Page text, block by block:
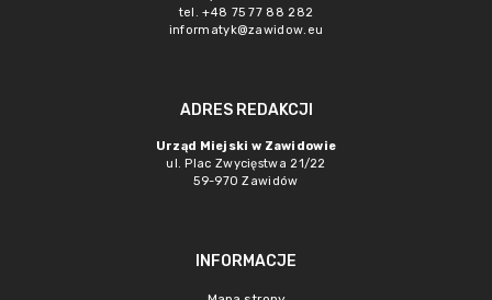
tel. +48 75 77 88 282
informatyk@zawidow.eu
ADRES REDAKCJI
Urząd Miejski w Zawidowie
ul. Plac Zwycięstwa 21/22
59-970 Zawidów
INFORMACJE